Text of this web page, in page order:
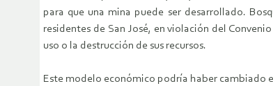
para que una mina puede ser desarrollado.
residentes de San José, en violación del
uso o la destrucción de sus recursos.
Este modelo económico podría haber cambiado